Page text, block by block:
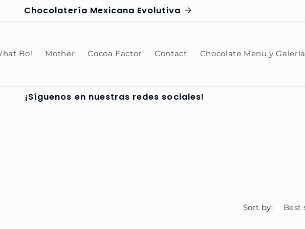
Chocolatería Mexicana Evolutiva
Bo! Mother Cocoa Factor Contact Chocolate Menu y Galería
¡Síguenos en nuestras redes sociales!
Sort by: